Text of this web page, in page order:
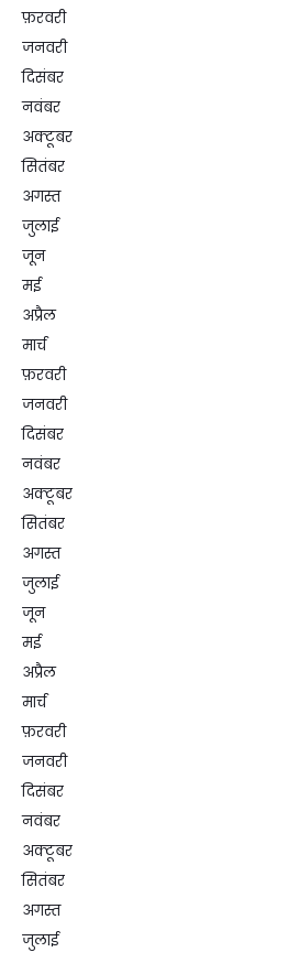
फ़रवरी
जनवरी
दिसंबर
नवंबर
अक्टूबर
सितंबर
अगस्त
जुलाई
जून
मई
अप्रैल
मार्च
फ़रवरी
जनवरी
दिसंबर
नवंबर
अक्टूबर
सितंबर
अगस्त
जुलाई
जून
मई
अप्रैल
मार्च
फ़रवरी
जनवरी
दिसंबर
नवंबर
अक्टूबर
सितंबर
अगस्त
जुलाई